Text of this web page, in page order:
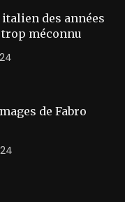
italien des années
méconnu
de Fabro